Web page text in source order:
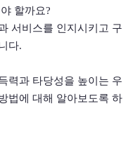
할까요?
서비스를 인지시키고 구
다.
력과 타당성을 높이는 우
법에 대해 알아보도록 하